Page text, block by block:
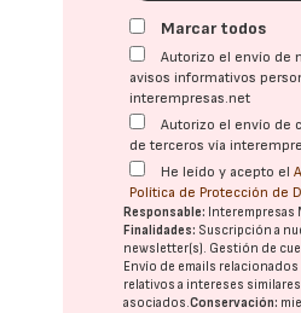
Marcar todos
Autorizo el envío de
avisos informativos
interempresas.net
Autorizo el envío de
de terceros vía
He leído y acepto el
Política de Protección de
Responsable: Interempresas
Finalidades: Suscripción a
newsletter(s). Gestión de
Envío de emails relacionados
relativos a intereses
asociados.Conservación: